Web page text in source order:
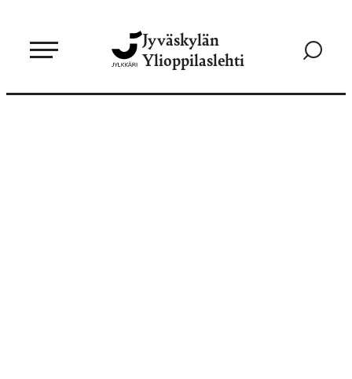
sisältöön
Jyväskylän
Ylioppilaslehti
Siirry